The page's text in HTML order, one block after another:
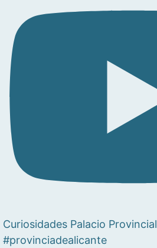
Curiosidades Palacio Provincial
#provinciadealicante